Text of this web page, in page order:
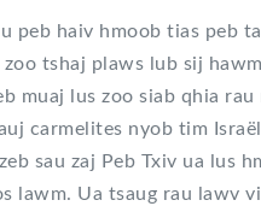
peb haiv hmoob tias peb
zoo tshaj plaws lub sij
muaj lus zoo siab qhia rau
carmelites nyob tim
sau zaj Peb Txiv ua lus
lawm. Ua tsaug rau lawv